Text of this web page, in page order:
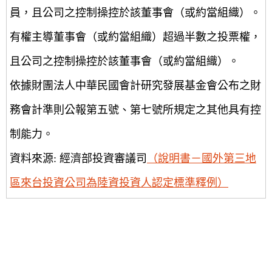
員，且公司之控制操控於該董事會（或約當組織）。
有權主導董事會（或約當組織）超過半數之投票權，
且公司之控制操控於該董事會（或約當組織）。
依據財團法人中華民國會計研究發展基金會公布之財
務會計準則公報第五號、第七號所規定之其他具有控
制能力。
資料來源: 經濟部投資審議司
（說明書－國外第三地
區來台投資公司為陸資投資人認定標準釋例）